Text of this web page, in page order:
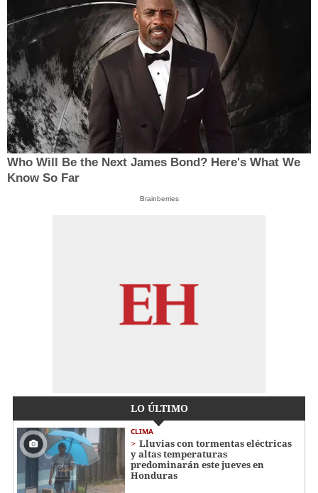
Who Will Be the Next James Bond? Here's What We
Know So Far
Brainberries
LO ÚLTIMO
CLIMA
Lluvias con tormentas eléctricas
y altas temperaturas
predominarán este jueves en
Honduras